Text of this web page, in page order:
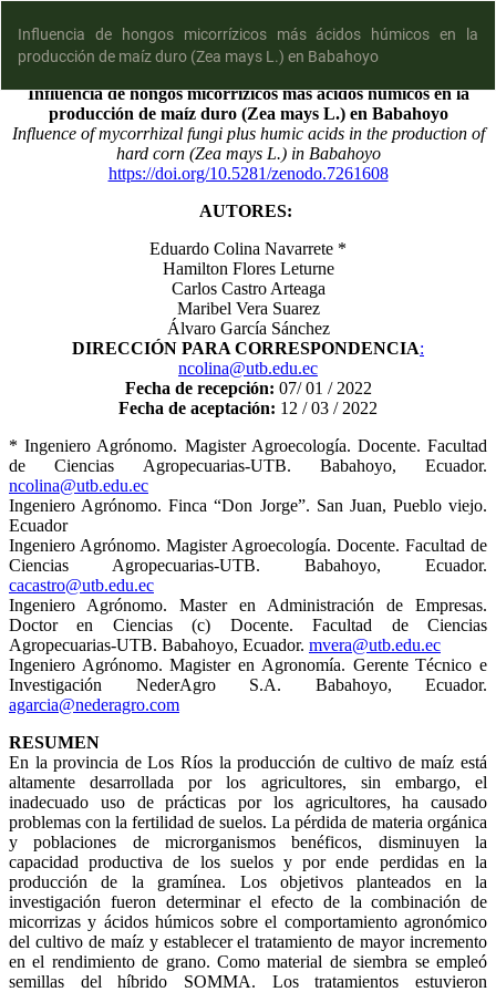
Influencia de hongos micorrízicos más ácidos húmicos en la
producción de maíz duro (Zea mays L.) en Babahoyo